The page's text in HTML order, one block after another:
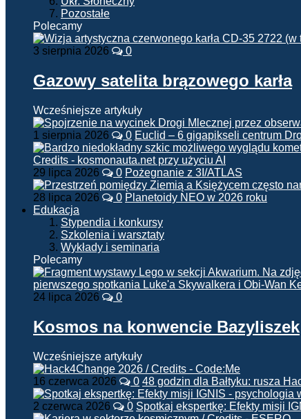
Pozostałe
Polecamy
3 sierpnia 2026 0
Gazowy satelita brązowego karła
Wcześniejsze artykuły
1 sierpnia 2026 0 Euclid – 6 gigapikseli centrum
29 lipca 2026 0 Pożegnanie z 3I/ATLAS
28 lipca 2026 0 Planetoidy NEO w 2026 roku
Edukacja
Stypendia i konkursy
Szkolenia i warsztaty
Wykłady i seminaria
Polecamy
24 lipca 2026 0
Kosmos na konwencie Bazyliszek
Wcześniejsze artykuły
16 czerwca 2026 0 48 godzin dla Bałtyku: rusza
2 czerwca 2026 0 Spotkaj ekspertkę: Efekty misji